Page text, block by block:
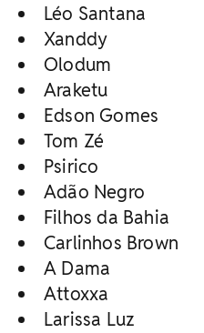
Léo Santana
Xanddy
Olodum
Araketu
Edson Gomes
Tom Zé
Psirico
Adão Negro
Filhos da Bahia
Carlinhos Brown
A Dama
Attoxxa
Larissa Luz